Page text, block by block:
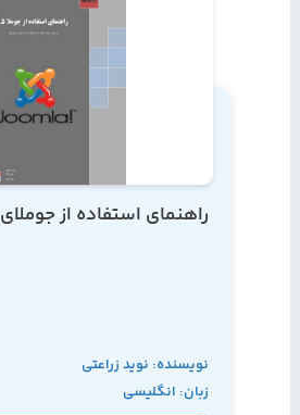
راهنمای استفاده از جوملای 1.5 فارسی
نویسنده: نوید زراعتی
زبان: انگلیسی